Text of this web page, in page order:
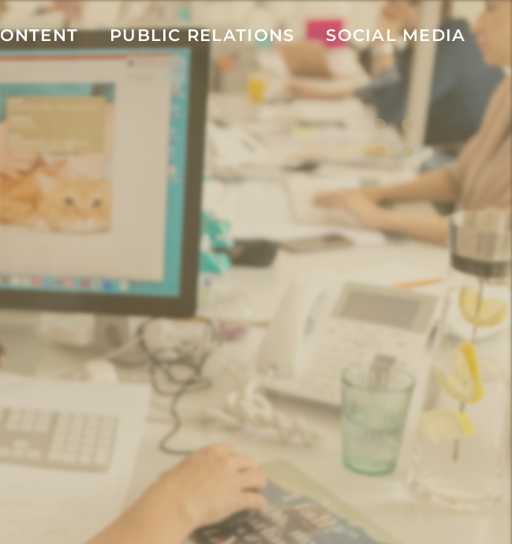
PUBLIC RELATIONS
SOCIAL MEDIA